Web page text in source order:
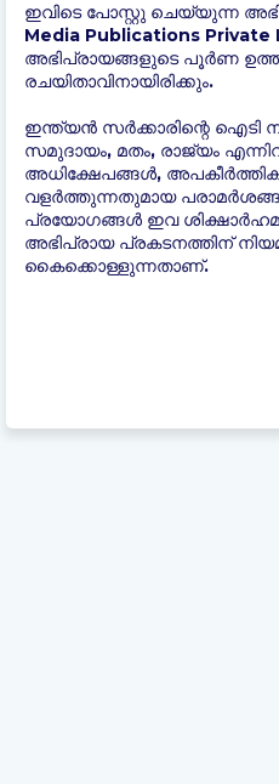
ഇവിടെ പോസ്റ്റു ചെയ്യുന്ന
Media Publications
അഭിപ്രായങ്ങളുടെ പൂർണ
രചയിതാവിനായിരിക്കും.
ഇന്ത്യന്‍ സർക്കാരിന്റെ ഐടി
സമുദായം, മതം, രാജ്യം
അധിക്ഷേപങ്ങൾ,
വളർത്തുന്നതുമായ
പ്രയോഗങ്ങൾ ഇവ
അഭിപ്രായ പ്രകടനത്തിന്
കൈക്കൊള്ളുന്നതാണ്.